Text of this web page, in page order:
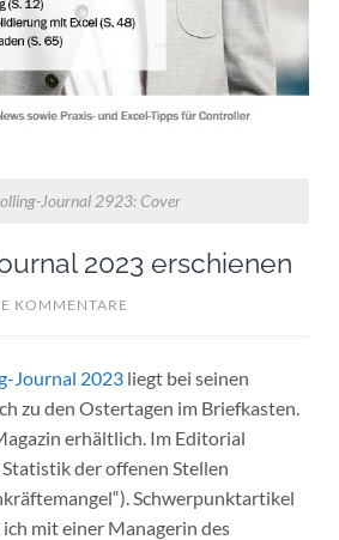
Journal 2923: Cover
2023 erschienen
KOMMENTARE
Journal 2023liegt bei seinen
zu den Ostertagen im Briefkasten.
erhältlich. Im Editorial
der offenen Stellen
Schwerpunktartikel
mit einer Managerin des